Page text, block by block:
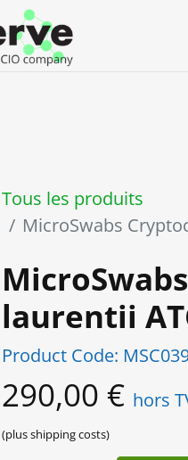
Tous les produits
MicroSwabs
laurentii
Product Code:
290,00 € hors
(plus shipping costs)